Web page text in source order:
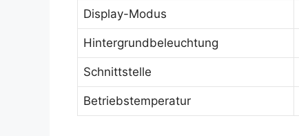
Display-Modus
Hintergrundbeleuchtung
Schnittstelle
Betriebstemperatur